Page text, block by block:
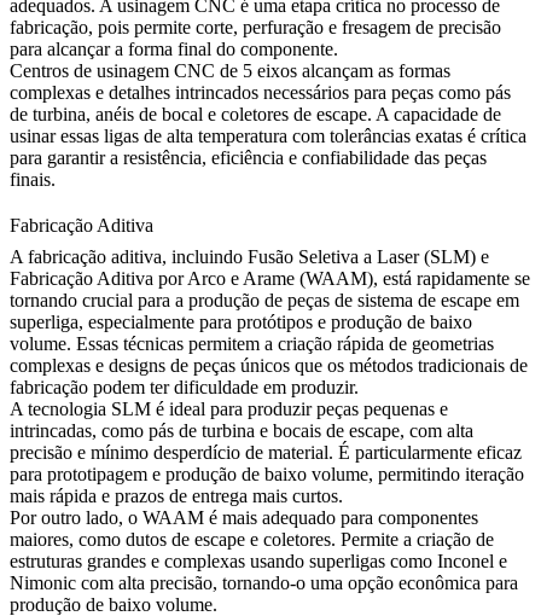
adequados. A usinagem CNC é uma etapa crítica no processo de
fabricação, pois permite corte, perfuração e fresagem de precisão
para alcançar a forma final do componente.
Centros de usinagem CNC de 5 eixos alcançam as formas
complexas e detalhes intrincados necessários para peças como pás
de turbina, anéis de bocal e coletores de escape. A capacidade de
usinar essas ligas de alta temperatura com tolerâncias exatas é crítica
para garantir a resistência, eficiência e confiabilidade das peças
finais.
Fabricação Aditiva
A fabricação aditiva, incluindo Fusão Seletiva a Laser (SLM) e
Fabricação Aditiva por Arco e Arame (WAAM), está rapidamente se
tornando crucial para a produção de peças de sistema de escape em
superliga, especialmente para protótipos e produção de baixo
volume. Essas técnicas permitem a criação rápida de geometrias
complexas e designs de peças únicos que os métodos tradicionais de
fabricação podem ter dificuldade em produzir.
A tecnologia SLM é ideal para produzir peças pequenas e
intrincadas, como pás de turbina e bocais de escape, com alta
precisão e mínimo desperdício de material. É particularmente eficaz
para prototipagem e produção de baixo volume, permitindo iteração
mais rápida e prazos de entrega mais curtos.
Por outro lado, o WAAM é mais adequado para componentes
maiores, como dutos de escape e coletores. Permite a criação de
estruturas grandes e complexas usando superligas como Inconel e
Nimonic com alta precisão, tornando-o uma opção econômica para
produção de baixo volume.